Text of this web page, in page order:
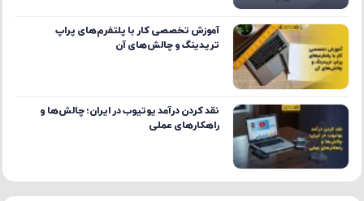
آموزش تخصصی کار با پلتفرم‌های پراپ
تریدینگ و چالش‌های آن
نقد کردن درآمد یوتیوب در ایران؛ چالش‌ها و
راهکارهای عملی